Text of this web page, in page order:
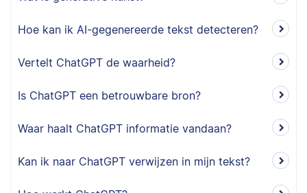
Hoe kan ik AI-gegenereerde tekst detecteren?
Vertelt ChatGPT de waarheid?
Is ChatGPT een betrouwbare bron?
Waar haalt ChatGPT informatie vandaan?
Kan ik naar ChatGPT verwijzen in mijn tekst?